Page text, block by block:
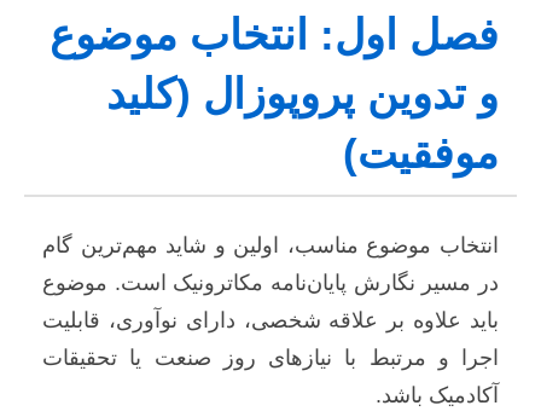
فصل اول: انتخاب موضوع
و تدوین پروپوزال (کلید
موفقیت)
انتخاب موضوع مناسب، اولین و شاید مهم‌ترین گام
در مسیر نگارش پایان‌نامه مکاترونیک است. موضوع
باید علاوه بر علاقه شخصی، دارای نوآوری، قابلیت
اجرا و مرتبط با نیازهای روز صنعت یا تحقیقات
آکادمیک باشد.